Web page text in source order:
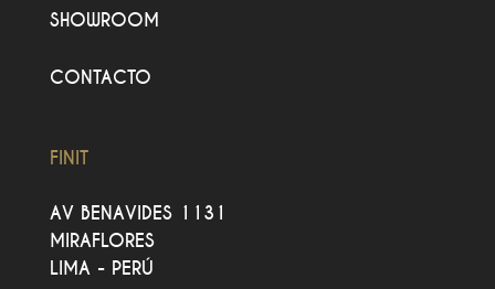
SHOWROOM
CONTACTO
FINIT
AV BENAVIDES 1131
MIRAFLORES
LIMA - PERÚ